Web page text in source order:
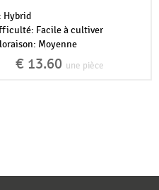
Hybrid
Facile à cultiver
Moyenne
€ 13.60 une pièce